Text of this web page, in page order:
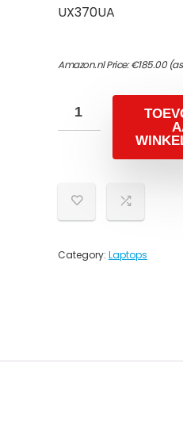
UX370UA
Amazon.nl Price:€185.00(as
Category: Laptops